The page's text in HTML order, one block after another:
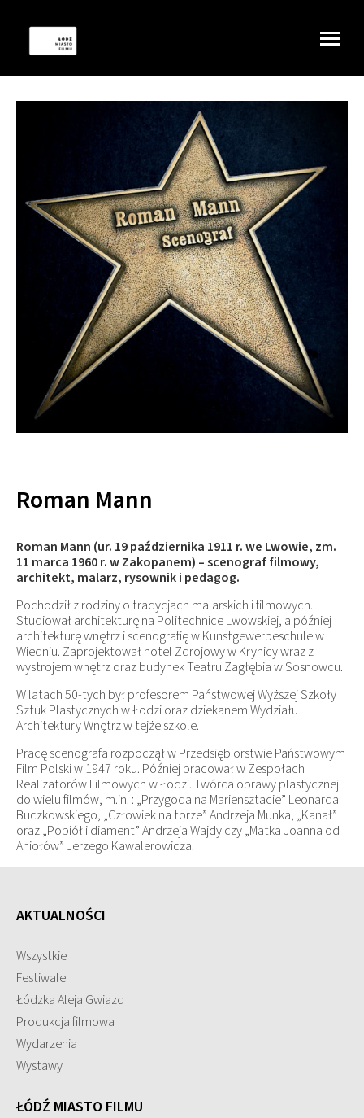
Roman Mann
Roman Mann (ur. 19 października 1911 r. we Lwowie, zm.
11 marca 1960 r. w Zakopanem) – scenograf filmowy,
architekt, malarz, rysownik i pedagog.
Pochodził z rodziny o tradycjach malarskich i filmowych.
Studiował architekturę na Politechnice Lwowskiej, a później
architekturę wnętrz i scenografię w Kunstgewerbeschule w
Wiedniu. Zaprojektował hotel Zdrojowy w Krynicy wraz z
wystrojem wnętrz oraz budynek Teatru Zagłębia w Sosnowcu.
W latach 50-tych był profesorem Państwowej Wyższej Szkoły
Sztuk Plastycznych w Łodzi oraz dziekanem Wydziału
Architektury Wnętrz w tejże szkole.
Pracę scenografa rozpoczął w Przedsiębiorstwie Państwowym
Film Polski w 1947 roku. Później pracował w Zespołach
Realizatorów Filmowych w Łodzi. Twórca oprawy plastycznej
do wielu filmów, m.in. : „Przygoda na Mariensztacie” Leonarda
Buczkowskiego, „Człowiek na torze” Andrzeja Munka, „Kanał”
oraz „Popiół i diament” Andrzeja Wajdy czy „Matka Joanna od
Aniołów” Jerzego Kawalerowicza.
AKTUALNOŚCI
Wszystkie
Festiwale
Łódzka Aleja Gwiazd
Produkcja filmowa
Wydarzenia
Wystawy
ŁÓDŹ MIASTO FILMU